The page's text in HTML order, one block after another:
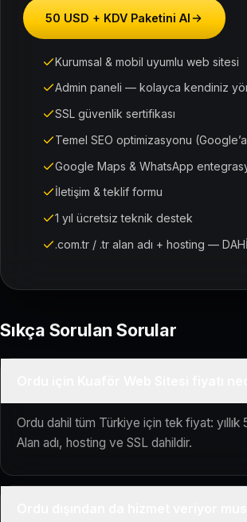
50 USD + KDV Paketini Al
Kurumsal & mobil uyumlu web sitesi
Admin paneli — kolayca kendiniz
SSL güvenlik sertifikası
Temel SEO optimizasyonu (Google’a
Google Maps & WhatsApp
İletişim & teklif formu
1 yıl ücretsiz teknik destek
.com.tr / .tr alan adı + hosting —
Sıkça Sorulan Sorular
Ordu dahil tüm Türkiye için tek fiyat: yıllık
Alan adı, hosting ve SSL dahildir.